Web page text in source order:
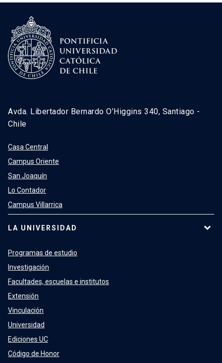
Avda. Libertador Bernardo O’Higgins 340, Santiago -
Chile
Casa Central
Campus Oriente
San Joaquín
Lo Contador
Campus Villarrica
LA UNIVERSIDAD
Programas de estudio
Investigación
Facultades, escuelas e institutos
Extensión
Vinculación
Universidad
Ediciones UC
Código de Honor